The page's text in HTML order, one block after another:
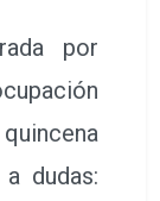
por
dudas: